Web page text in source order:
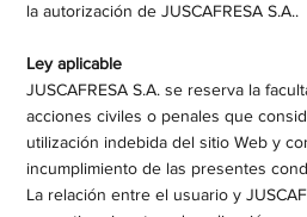
la autorización de JUSCAFRESA S.A..​
Ley aplicable
JUSCAFRESA S.A. se reserva la
acciones civiles o penales que
utilización indebida del sitio Web y
incumplimiento de las presentes
La relación entre el usuario y